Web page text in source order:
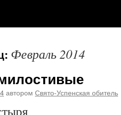
Февраль 2014
автором Свято-Успенская обитель